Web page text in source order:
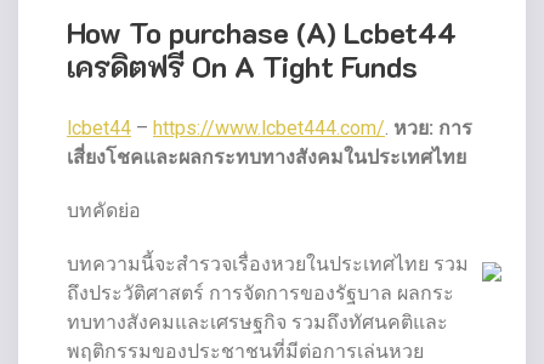
How To purchase (A) Lcbet44
เครดิตฟรี On A Tight Funds
lcbet44 – https://www.lcbet444.com/. หวย: การ
เสี่ยงโชคและผลกระทบทางสังคมในประเทศไทย
บทคัดย่อ
บทความนี้จะสำรวจเรื่องหวยในประเทศไทย รวม
ถึงประวัติศาสตร์ การจัดการของรัฐบาล ผลกระ
ทบทางสังคมและเศรษฐกิจ รวมถึงทัศนคติและ
พฤติกรรมของประชาชนที่มีต่อการเล่นหวย